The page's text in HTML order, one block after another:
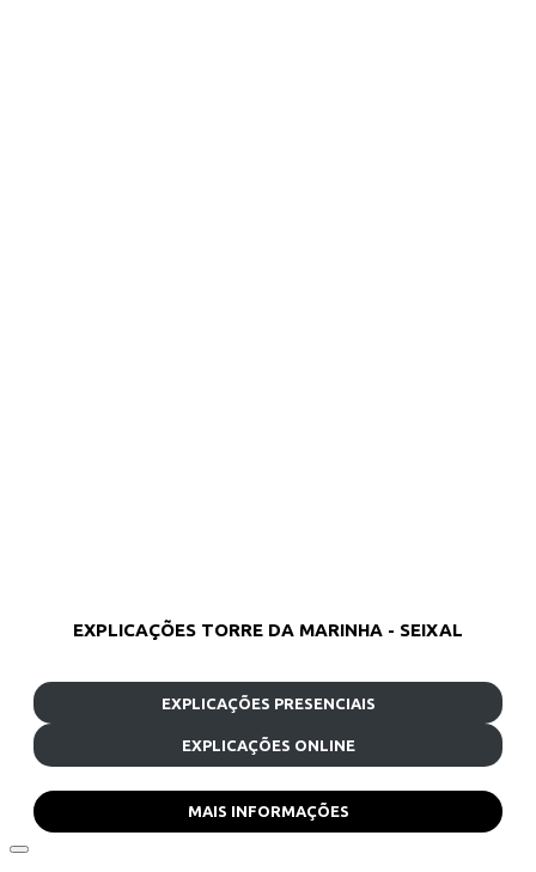
EXPLICAÇÕES TORRE DA MARINHA - SEIXAL
EXPLICAÇÕES PRESENCIAIS
EXPLICAÇÕES ONLINE
MAIS INFORMAÇÕES